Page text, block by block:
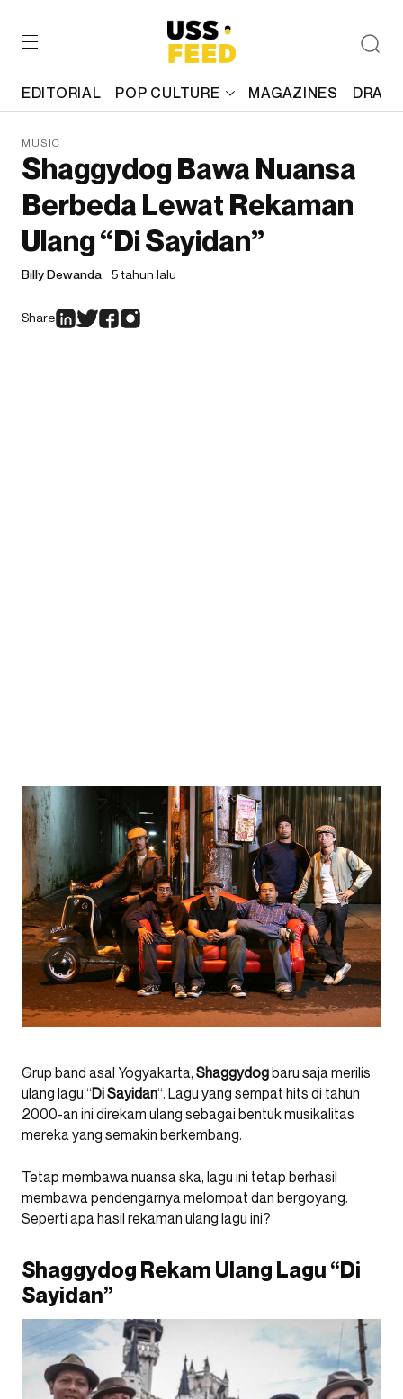
EDITORIAL POP CULTURE MAGAZINES
MUSIC
Shaggydog Bawa Nuansa
Berbeda Lewat Rekaman
Ulang “Di Sayidan”
Billy Dewanda 5 tahun lalu
Share
Grup band asal Yogyakarta, Shaggydogbaru saja merilis
ulang lagu “Di Sayidan“. Lagu yang sempat hits di tahun
2000-an ini direkam ulang sebagai bentuk musikalitas
mereka yang semakin berkembang.
Tetap membawa nuansa ska, lagu ini tetap berhasil
membawa pendengarnya melompat dan bergoyang.
Seperti apa hasil rekaman ulang lagu ini?
Shaggydog Rekam Ulang Lagu “Di
Sayidan”